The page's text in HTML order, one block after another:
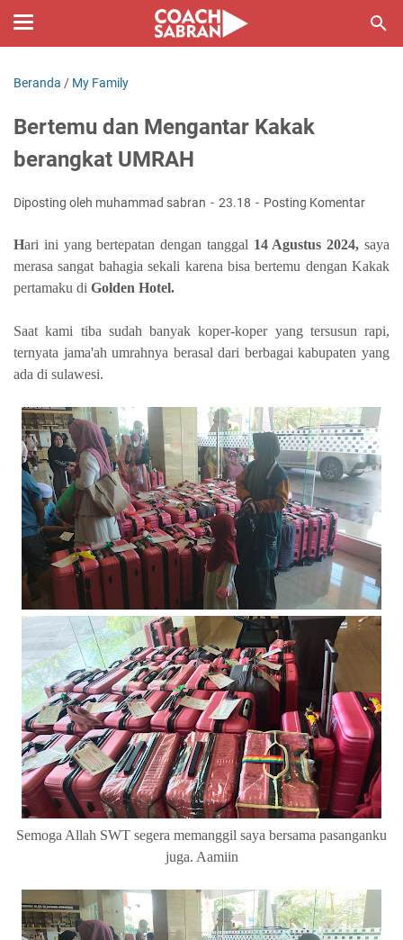
Beranda / My Family
Bertemu dan Mengantar Kakak
berangkat UMRAH
Diposting oleh muhammad sabran 23.18 Posting Komentar
Hari ini yang bertepatan dengan tanggal 14 Agustus 2024,saya
merasa sangat bahagia sekali karena bisa bertemu dengan Kakak
pertamaku di Golden Hotel.
Saat kami tiba sudah banyak koper-koper yang tersusun rapi,
ternyata jama'ah umrahnya berasal dari berbagai kabupaten yang
ada di sulawesi.
Semoga Allah SWT segera memanggil saya bersama pasanganku
juga. Aamiin